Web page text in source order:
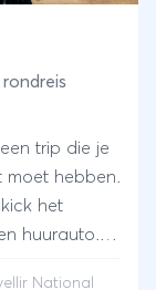
rondreis
trip die je
moet hebben.
het
huurauto.
National